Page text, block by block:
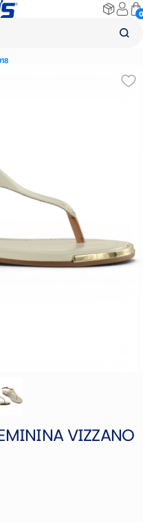
0
VIZZANO